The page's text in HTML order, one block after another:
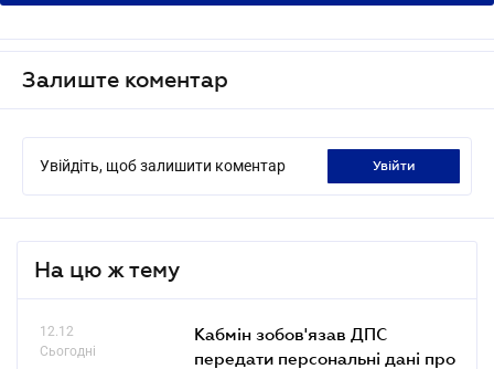
Залиште коментар
Увійдіть, щоб залишити коментар увійти
На цю ж тему
12.12
Сьогодні
Кабмін зобов'язав ДПС
передати персональні дані про